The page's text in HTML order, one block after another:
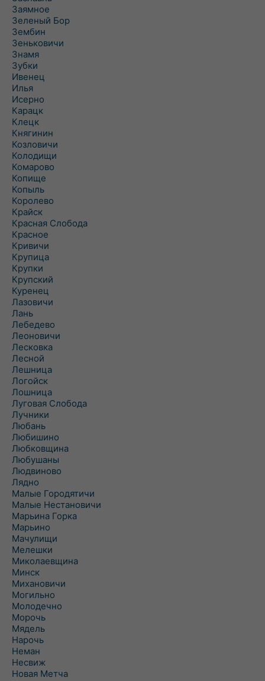
Заямное
Зеленый Бор
Зембин
Зеньковичи
Знамя
Зубки
Ивенец
Илья
Исерно
Карацк
Клецк
Княгинин
Козловичи
Колодищи
Комарово
Копище
Копыль
Королево
Крайск
Красная Слобода
Красное
Кривичи
Крупица
Крупки
Крупский
Куренец
Лазовичи
Лань
Лебедево
Леоновичи
Лесковка
Лесной
Лешница
Логойск
Лошница
Луговая Слобода
Лучники
Любань
Любишино
Любковщина
Любушаны
Людвиново
Лядно
Малые Городятичи
Малые Нестановичи
Марьина Горка
Марьино
Мачулищи
Мелешки
Миколаевщина
Минск
Михановичи
Могильно
Молодечно
Морочь
Мядель
Нарочь
Неман
Несвиж
Новая Метча